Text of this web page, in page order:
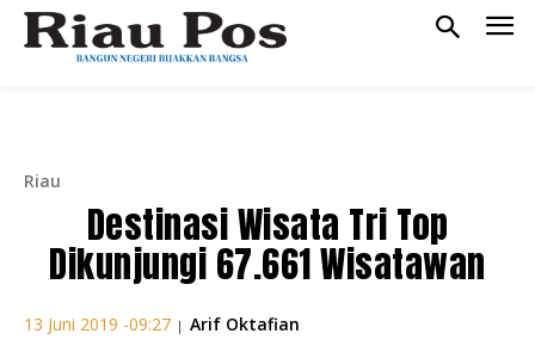
Riau
Destinasi Wisata Tri Top
Dikunjungi 67.661 Wisatawan
13 Juni 2019 -09:27 | Arif Oktafian